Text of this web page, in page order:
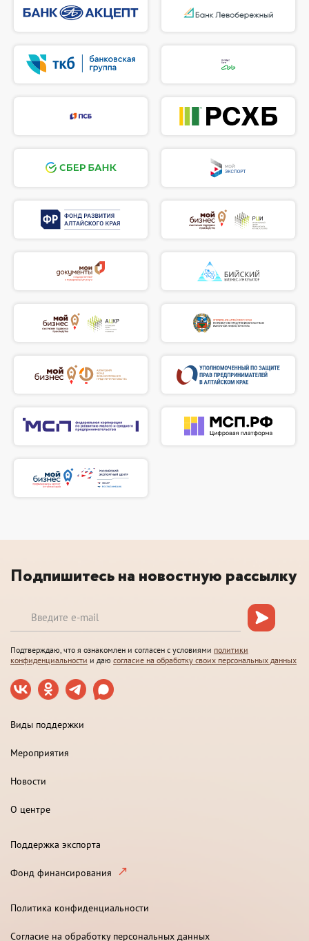
Подпишитесь на новостную рассылку
Подтверждаю, что я ознакомлен и согласен с условиями политики
конфиденциальности и даю согласие на обработку своих персональных данных
Виды поддержки
Мероприятия
Новости
О центре
Поддержка экспорта
Фонд финансирования
Политика конфиденциальности
Согласие на обработку персональных данных